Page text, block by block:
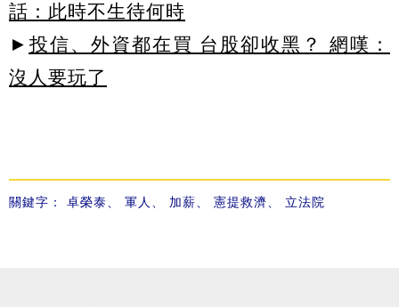
話：此時不生待何時
► 投信、外資都在買 台股卻收黑？ 網嘆：
沒人要玩了
關鍵字： 卓榮泰 軍人 加薪 憲提救濟 立法院